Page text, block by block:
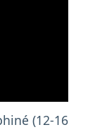
(12-16